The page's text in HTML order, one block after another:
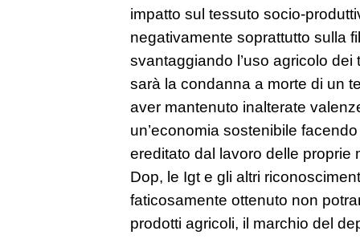
impatto sul tessuto socio-
negativamente soprattutto sulla
svantaggiando l’uso agricolo
sarà la condanna a morte di un
aver mantenuto inalterate
un’economia sostenibile
ereditato dal lavoro delle proprie
Dop, le Igt e gli altri
faticosamente ottenuto non
prodotti agricoli, il marchio del